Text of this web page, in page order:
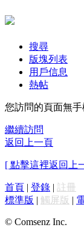
搜尋
版塊列表
用戶信息
熱帖
您訪問的頁面無
繼續訪問
返回上一頁
[ 點擊這裡返回上
首頁 | 登錄 | 註冊
標準版 | 觸屏版 |
© Comsenz Inc.